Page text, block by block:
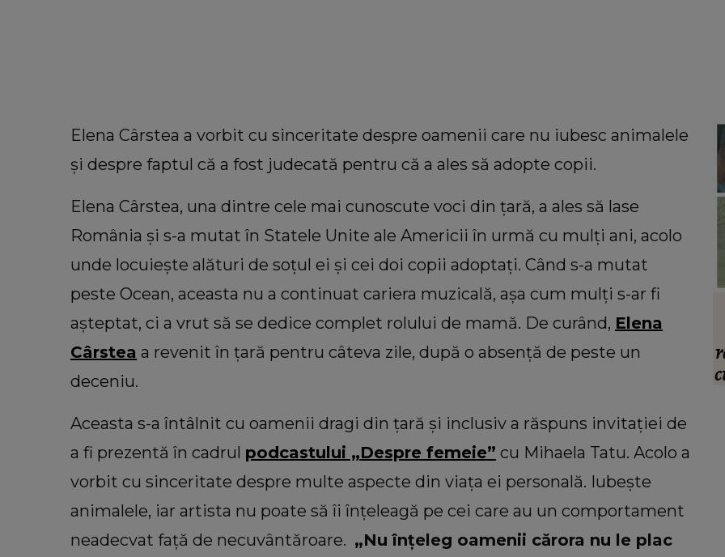
Elena Cârstea a vorbit cu sinceritate despre oamenii care nu iubesc animalele
și despre faptul că a fost judecată pentru că a ales să adopte copii.
Elena Cârstea, una dintre cele mai cunoscute voci din țară, a ales să lase
România și s-a mutat în Statele Unite ale Americii în urmă cu mulți ani, acolo
unde locuiește alături de soțul ei și cei doi copii adoptați. Când s-a mutat
peste Ocean, aceasta nu a continuat cariera muzicală, așa cum mulți s-ar fi
așteptat, ci a vrut să se dedice complet rolului de mamă. De curând, Elena
Cârstea a revenit în țară pentru câteva zile, după o absență de peste un
deceniu.
Aceasta s-a întâlnit cu oamenii dragi din țară și inclusiv a răspuns invitației de
a fi prezentă în cadrul podcastului „Despre femeie” cu Mihaela Tatu. Acolo a
vorbit cu sinceritate despre multe aspecte din viața ei personală. Iubește
animalele, iar artista nu poate să îi înțeleagă pe cei care au un comportament
neadecvat față de necuvântăroare. „Nu înțeleg oamenii cărora nu le plac
S-a împlinit un an de la accidentul din
Spania în care trei frați și-au pierdut
viața! Mama lor a transmis un mesaj
răvășitor: „Am comori în cer, dar mă
doare.”
INFORMATIILE ZILEI
Sfârșit tragic pentru un bărbat din
Botoșani, găsit îngropat în curtea casei